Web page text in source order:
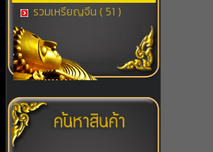
รวมเหรียญจีน ( 51 )